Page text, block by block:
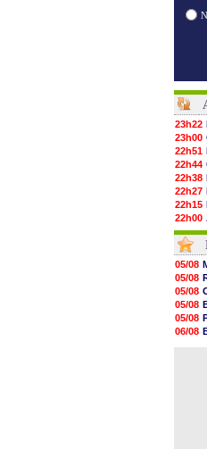
23h22
23h00
22h51
22h44
22h38
22h27
22h15
22h00
21h48
21h39
21h26
21h05
20h47
20h30
20h18
20h04
19h47
05/08
05/08
05/08
05/08
05/08
06/08